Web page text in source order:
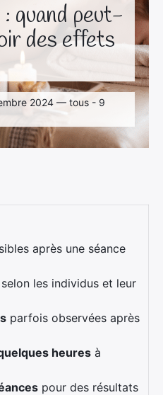
quand peut-
des effets
2024 — tous - 9
après une séance
selon les individus et leur
parfois observées après
heures à
pour des résultats